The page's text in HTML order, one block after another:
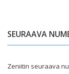
SEURAAVA
Zeniitin seuraava